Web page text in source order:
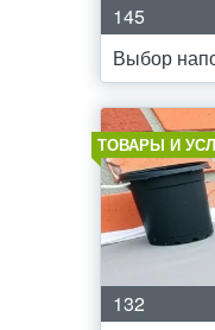
145
Выбор
ТОВАРЫ И
132